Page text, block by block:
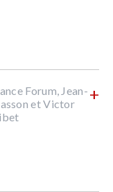
Forum, Jean-
et Victor
+